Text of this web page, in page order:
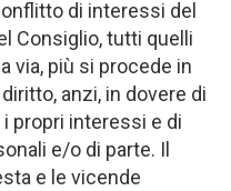
di interessi del
Consiglio, tutti quelli
via, più si procede in
anzi, in dovere di
i propri interessi e di
e/o di parte. Il
e le vicende